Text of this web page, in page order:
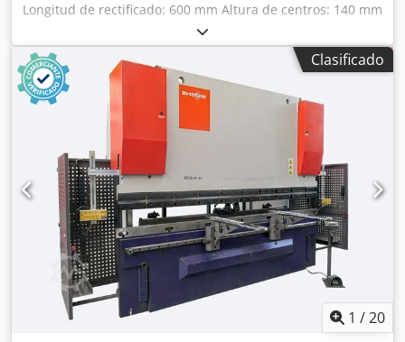
Longitud de rectificado: 600 mm Altura de centros: 140 mm
Diámetro de pieza: 280 mm Velocidad del cabezal: 63 - 400
rpm Velocidad de la muela: 20-35 m/s Dimensiones
aproximadas (LxAxA): 2,4 x 1,9 x 2,1 m Esta rectificadora
cilíndrica está en buen estado, disponible de inmediato y
puede ser inspeccionada bajo tensión en origen.
DESCRIPCIÓN: Dodpfx Adexcblqstsck - Dispositivo de
rectificado interior - Unidad de refrigerante - Avances
automáticos Distancia entre puntos: - 430 mm incl. pinza
de sujeción y plato ajustable - 600 mm hasta alojamiento
cónico sin plato
Clasificado
1 /20